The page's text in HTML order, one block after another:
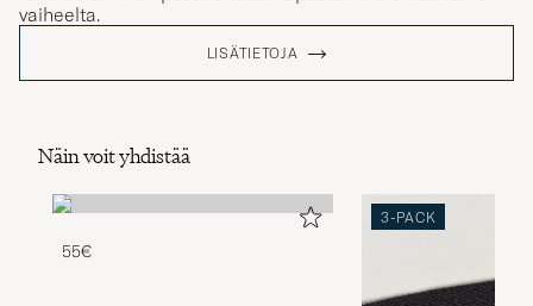
vaiheelta.
LISÄTIETOJA
Näin voit yhdistää
55€
3-PACK